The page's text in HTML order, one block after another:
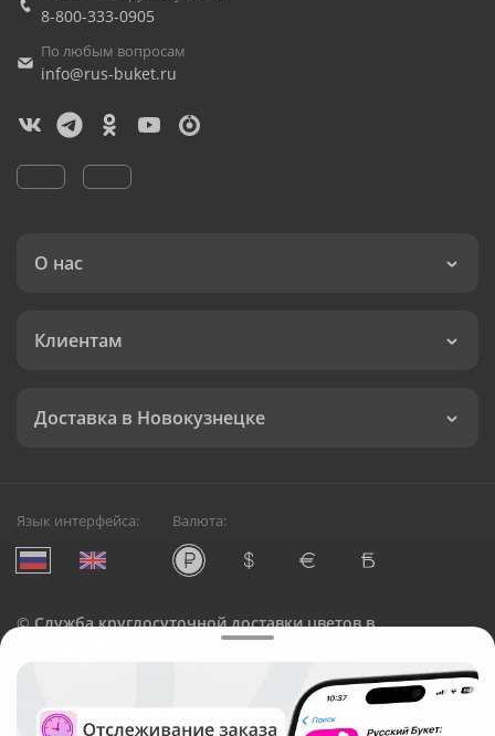
8-800-333-0905
По любым вопросам
info@rus-buket.ru
О нас
Клиентам
Доставка в Новокузнецке
Язык интерфейса: Валюта:
©Служба круглосуточной доставки цветов в
Русский Букет, 2026
Общество с ограниченной ответственностью «Технология»
ОГРН: 1195476081745, ИНН: 5410081997